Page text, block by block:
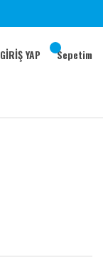
GİRİŞ YAP Sepetim